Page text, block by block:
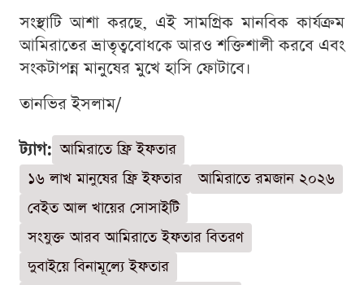
সংস্থাটি আশা করছে, এই সামগ্রিক মানবিক কার্যক্রম
আমিরাতের ভ্রাতৃত্ববোধকে আরও শক্তিশালী করবে এবং
সংকটাপন্ন মানুষের মুখে হাসি ফোটাবে।
তানভির ইসলাম/
ট্যাগ: আমিরাতে ফ্রি ইফতার
১৬ লাখ মানুষের ফ্রি ইফতার
আমিরাতে রমজান ২০২৬
বেইত আল খায়ের সোসাইটি
সংযুক্ত আরব আমিরাতে ইফতার বিতরণ
দুবাইয়ে বিনামূল্যে ইফতার